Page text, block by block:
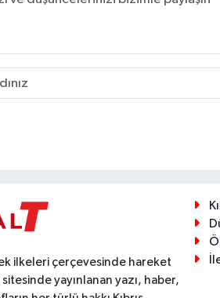
ilkeleri çerçevesinde hareket
yayınlanan yazı, haber,